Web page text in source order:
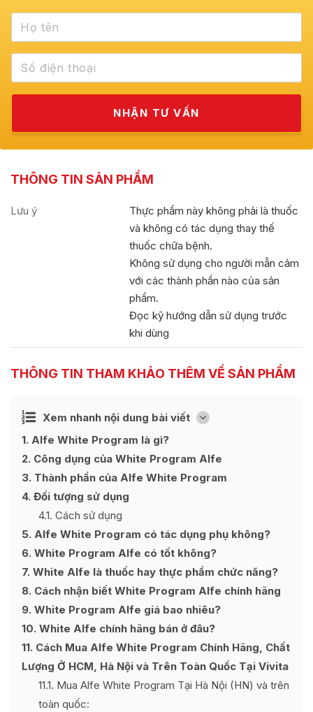
THÔNG TIN SẢN PHẨM
Lưu ý
Thực phẩm này không phải là thuốc
và không có tác dụng thay thế
thuốc chữa bệnh.
Không sử dụng cho người mẫn cảm
với các thành phần nào của sản
phẩm.
Đọc kỹ hướng dẫn sử dụng trước
khi dùng
THÔNG TIN THAM KHẢO THÊM VỀ SẢN PHẨM
Xem nhanh nội dung bài viết [
Ẩn
1 Alfe White Program là gì?
2 Công dụng của White Program Alfe
3 Thành phần của Alfe White Program
4 Đối tượng sử dụng
4.1 Cách sử dụng
5 Alfe White Program có tác dụng phụ không?
6 White Program Alfe có tốt không?
7 White Alfe là thuốc hay thực phẩm chức năng?
8 Cách nhận biết White Program Alfe chính hãng
9 White Program Alfe giá bao nhiêu?
10 White Alfe chính hãng bán ở đâu?
11 Cách Mua Alfe White Program Chính Hãng, Chất
Lượng Ở HCM, Hà Nội và Trên Toàn Quốc Tại Vivita
11.1 Mua Alfe White Program Tại Hà Nội (HN) và trên
toàn quốc: